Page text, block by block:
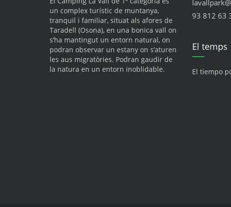
un complex turístic de muntanya,
tranquil i familiar, situat als afores de
Taradell (Osona), en una bonica vall on
s’ha mantingut un entorn natural, on
podran observar un estany on s’aturen
les aus migratòries. Podran gaudir de
la natura en un entorn inoblidable.
93 812 63
El temps
El tiempo